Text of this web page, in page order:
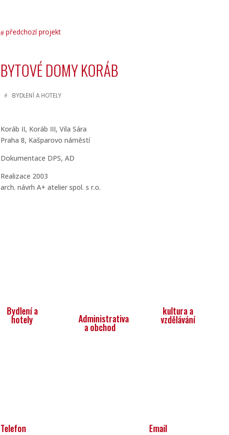
předchozí projekt
BYTOVÉ DOMY KORÁB
BYDLENÍ A HOTELY
Koráb II, Koráb III, Vila Sára
Praha 8, Kašparovo náměstí
Dokumentace DPS, AD
Realizace 2003
arch. návrh A+ atelier spol. s r.o.
Bydlení a
hotely Administrativa
a obchod
kultura a
vzdělávání
Telefon Email